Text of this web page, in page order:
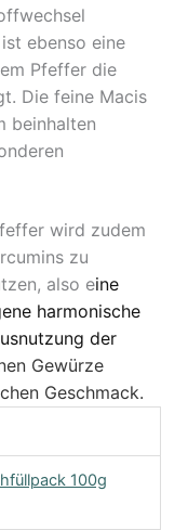
ebenso eine
Pfeffer die
Die feine Macis
beinhalten
wird zudem
zu
also eine
harmonische
der
Gewürze
Geschmack.
100g